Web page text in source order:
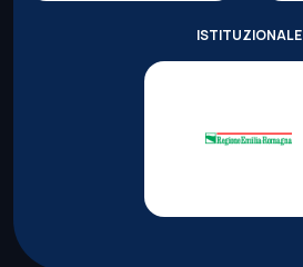
ISTITUZIONALE